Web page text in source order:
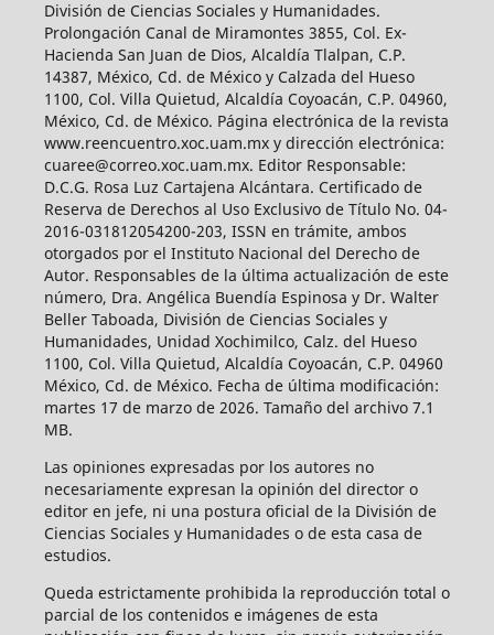
División de Ciencias Sociales y Humanidades.
Prolongación Canal de Miramontes 3855, Col. Ex-
Hacienda San Juan de Dios, Alcaldía Tlalpan, C.P.
14387, México, Cd. de México y Calzada del Hueso
1100, Col. Villa Quietud, Alcaldía Coyoacán, C.P. 04960,
México, Cd. de México. Página electrónica de la revista
www.reencuentro.xoc.uam.mx y dirección electrónica:
cuaree@correo.xoc.uam.mx. Editor Responsable:
D.C.G. Rosa Luz Cartajena Alcántara. Certificado de
Reserva de Derechos al Uso Exclusivo de Título No. 04-
2016-031812054200-203, ISSN en trámite, ambos
otorgados por el Instituto Nacional del Derecho de
Autor. Responsables de la última actualización de este
número, Dra. Angélica Buendía Espinosa y Dr. Walter
Beller Taboada, División de Ciencias Sociales y
Humanidades, Unidad Xochimilco, Calz. del Hueso
1100, Col. Villa Quietud, Alcaldía Coyoacán, C.P. 04960
México, Cd. de México. Fecha de última modificación:
martes 17 de marzo de 2026. Tamaño del archivo 7.1
MB.
Las opiniones expresadas por los autores no
necesariamente expresan la opinión del director o
editor en jefe, ni una postura oficial de la División de
Ciencias Sociales y Humanidades o de esta casa de
estudios.
Queda estrictamente prohibida la reproducción total o
parcial de los contenidos e imágenes de esta